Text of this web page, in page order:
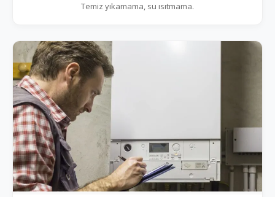
Temiz yıkamama, su ısıtmama.